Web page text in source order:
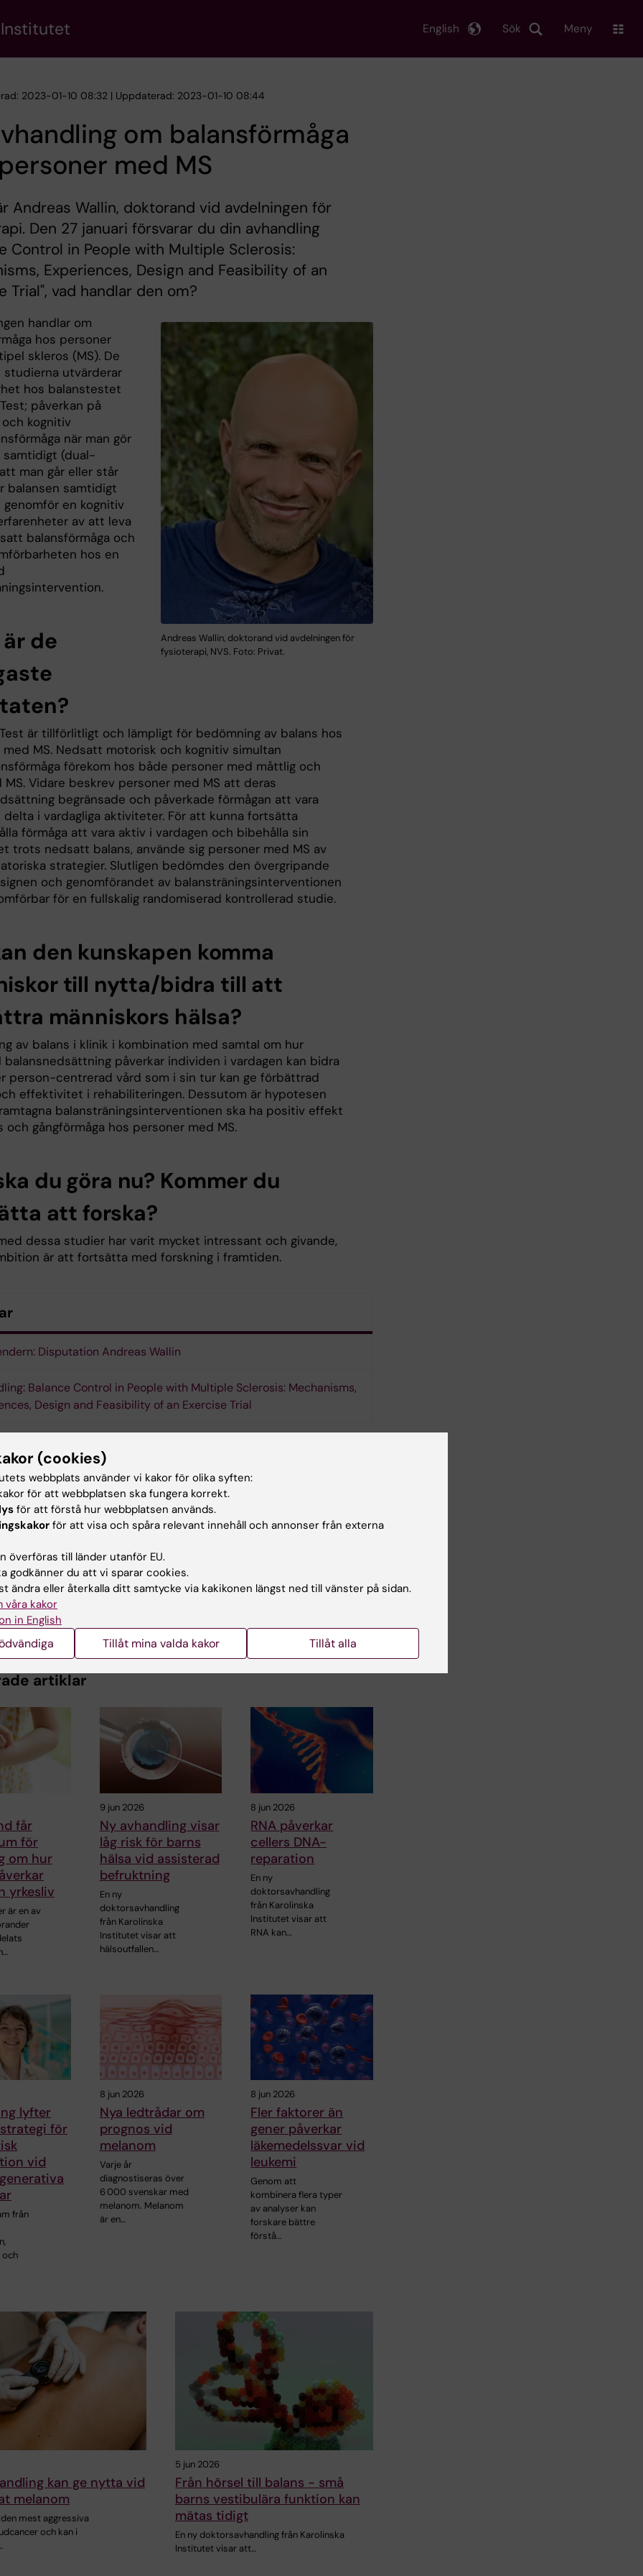
Sök
English Meny
2023-01-10 08:32 | Uppdaterad: 2023-01-10 08:44
om balansförmåga
med MS
Andreas Wallin, doktorand vid avdelningen för
Den 27 januari försvarar du din avhandling
Control in People with Multiple Sclerosis:
Experiences, Design and Feasibility of an
Trial", vad handlar den om?
Andreas Wallin, doktorand vid avdelningen för
fysioterapi, NVS. Foto: Privat.
handlar om
hos personer
skleros (MS). De
studierna utvärderar
hos balanstestet
påverkan på
kognitiv
när man gör
samtidigt (dual-
man går eller står
balansen samtidigt
genomför en kognitiv
av att leva
balansförmåga och
hos en
de
är tillförlitligt och lämpligt för bedömning av balans hos
med MS. Nedsatt motorisk och kognitiv simultan
förekom hos både personer med måttlig och
MS. Vidare beskrev personer med MS att deras
begränsade och påverkade förmågan att vara
delta i vardagliga aktiviteter. För att kunna fortsätta
förmåga att vara aktiv i vardagen och bibehålla sin
trots nedsatt balans, använde sig personer med MS av
strategier. Slutligen bedömdes den övergripande
och genomförandet av balansträningsinterventionen
för en fullskalig randomiserad kontrollerad studie.
den kunskapen komma
till nytta/bidra till att
människors hälsa?
av balans i klinik i kombination med samtal om hur
balansnedsättning påverkar individen i vardagen kan bidra
person-centrerad vård som i sin tur kan ge förbättrad
effektivitet i rehabiliteringen. Dessutom är hypotesen
balansträningsinterventionen ska ha positiv effekt
och gångförmåga hos personer med MS.
du göra nu? Kommer du
att forska?
dessa studier har varit mycket intressant och givande,
är att fortsätta med forskning i framtiden.
Disputation Andreas Wallin
Balance Control in People with Multiple Sclerosis: Mechanisms,
Design and Feasibility of an Exercise Trial
Forskarutbildning Fysioterapi
2023-01-10
artiklar
får
för
om hur
yrkesliv
är en av
9 jun 2026
Ny avhandling visar
låg risk för barns
hälsa vid assisterad
befruktning
En ny
doktorsavhandling
från Karolinska
Institutet visar att
hälsoutfallen…
8 jun 2026
RNA påverkar
cellers DNA-
reparation
En ny
doktorsavhandling
från Karolinska
Institutet visar att
RNA kan…
lyfter
för
vid
från
8 jun 2026
Nya ledtrådar om
prognos vid
melanom
Varje år
diagnostiseras över
6 000 svenskar med
melanom. Melanom
är en…
8 jun 2026
Fler faktorer än
gener påverkar
läkemedelssvar vid
leukemi
Genom att
kombinera flera typer
av analyser kan
forskare bättre
förstå…
kan ge nytta vid
melanom
mest aggressiva
och kan i
5 jun 2026
Från hörsel till balans - små
barns vestibulära funktion kan
mätas tidigt
En ny doktorsavhandling från Karolinska
Institutet visar att…
(cookies)
webbplats använder vi kakor för olika syften:
för att webbplatsen ska fungera korrekt.
för att förstå hur webbplatsen används.
för att visa och spåra relevant innehåll och annonser från externa
överföras till länder utanför EU.
godkänner du att vi sparar cookies.
ändra eller återkalla ditt samtycke via kakikonen längst ned till vänster på sidan.
våra kakor
in English
Tillåt mina valda kakor Tillåt alla